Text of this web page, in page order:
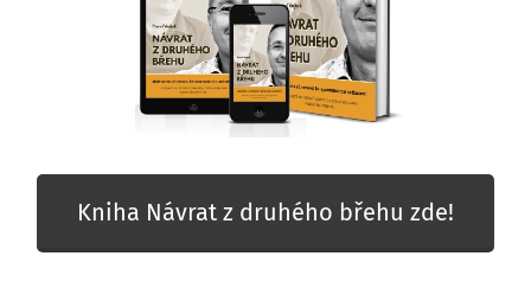
Kniha Návrat z druhého břehu zde!